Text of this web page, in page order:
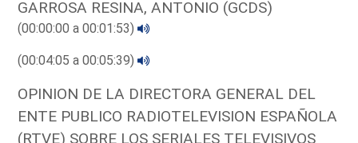
GARROSA RESINA, ANTONIO (GCDS)
(00:00:00 a 00:01:53)
(00:04:05 a 00:05:39)
OPINION DE LA DIRECTORA GENERAL DEL
ENTE PUBLICO RADIOTELEVISION ESPAÑOLA
(RTVE) SOBRE LOS SERIALES TELEVISIVOS